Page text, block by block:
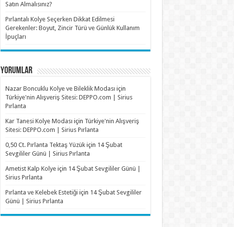
Satın Almalısınız?
Pırlantalı Kolye Seçerken Dikkat Edilmesi
Gerekenler: Boyut, Zincir Türü ve Günlük Kullanım
İpuçları
YORUMLAR
Nazar Boncuklu Kolye ve Bileklik Modası için
Türkiye'nin Alışveriş Sitesi: DEPPO.com | Sirius
Pırlanta
Kar Tanesi Kolye Modası için Türkiye'nin Alışveriş
Sitesi: DEPPO.com | Sirius Pırlanta
0,50 Ct. Pırlanta Tektaş Yüzükiçin 14 Şubat
Sevgililer Günü | Sirius Pırlanta
Ametist Kalp Kolyeiçin 14 Şubat Sevgililer Günü |
Sirius Pırlanta
Pırlanta ve Kelebek Estetiği için 14 Şubat Sevgililer
Günü | Sirius Pırlanta